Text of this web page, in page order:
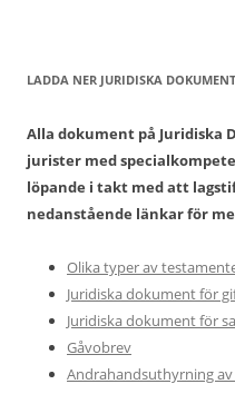
LADDA NER JURIDISKA
Alla dokument på Juridiska
jurister med
löpande i takt med att
nedanstående länkar för
Olika typer av
Juridiska dokument för
Juridiska dokument för
Gåvobrev
Andrahandsuthyrning